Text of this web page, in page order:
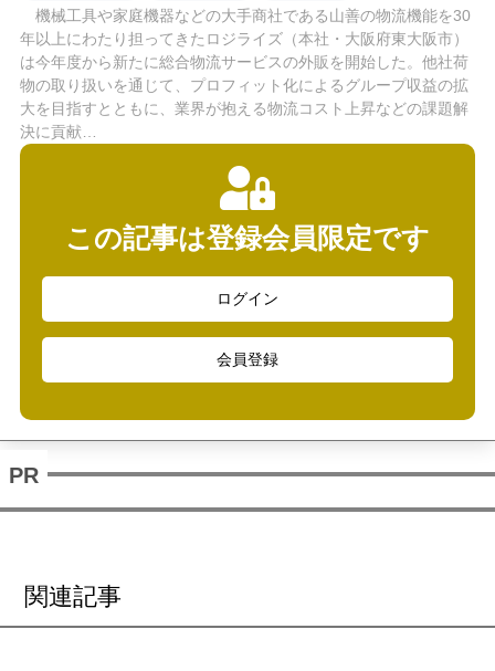
機械工具や家庭機器などの大手商社である山善の物流機能を30
年以上にわたり担ってきたロジライズ（本社・大阪府東大阪市）
は今年度から新たに総合物流サービスの外販を開始した。他社荷
物の取り扱いを通じて、プロフィット化によるグループ収益の拡
大を目指すとともに、業界が抱える物流コスト上昇などの課題解
決に貢献…
この記事は登録会員限定です
ログイン
会員登録
関連記事